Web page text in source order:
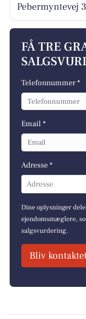
Pebermyntevej
FÅ TRE
Telefonnummer *
Email *
Adresse *
Adresse
Dine oplysninger
ejendomsmæglere,
salgsvurdering.
Bliv